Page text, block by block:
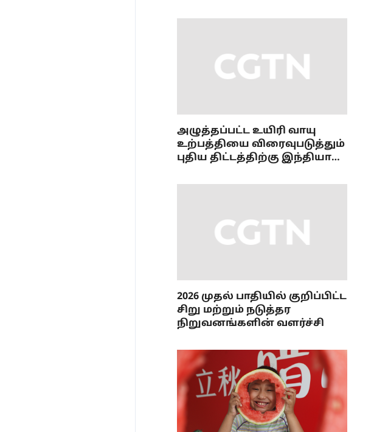
அழுத்தப்பட்ட உயிரி வாயு
உற்பத்தியை விரைவுபடுத்தும்
புதிய திட்டத்திற்கு இந்தியா
2026 முதல் பாதியில் குறிப்பிட்ட
சிறு மற்றும் நடுத்தர
நிறுவனங்களின் வளர்ச்சி